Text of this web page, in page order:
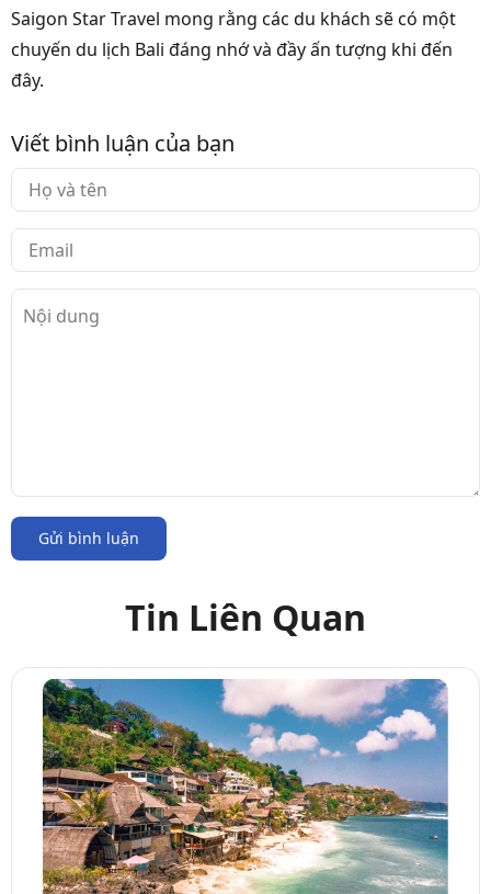
Saigon Star Travel mong rằng các du khách sẽ có một
chuyến du lịch Bali đáng nhớ và đầy ấn tượng khi đến
đây.
Viết bình luận của bạn
Gửi bình luận
Tin Liên Quan